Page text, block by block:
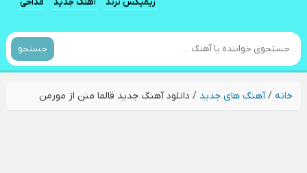
جستجو
خانه/آهنگ های جدید / دانلود آهنگ جدید قالما منن از مورمن